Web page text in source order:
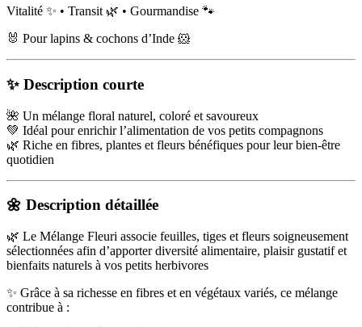
Vitalité ✨ • Transit 🌿 • Gourmandise 🐾
🐰 Pour lapins & cochons d’Inde 🐹
✨ Description courte
🌺 Un mélange floral naturel, coloré et savoureux
💚 Idéal pour enrichir l’alimentation de vos petits compagnons
🌿 Riche en fibres, plantes et fleurs bénéfiques pour leur bien-être
quotidien
🌼 Description détaillée
🌿 Le Mélange Fleuri associe feuilles, tiges et fleurs soigneusement
sélectionnées afin d’apporter diversité alimentaire, plaisir gustatif et
bienfaits naturels à vos petits herbivores
✨ Grâce à sa richesse en fibres et en végétaux variés, ce mélange
contribue à :